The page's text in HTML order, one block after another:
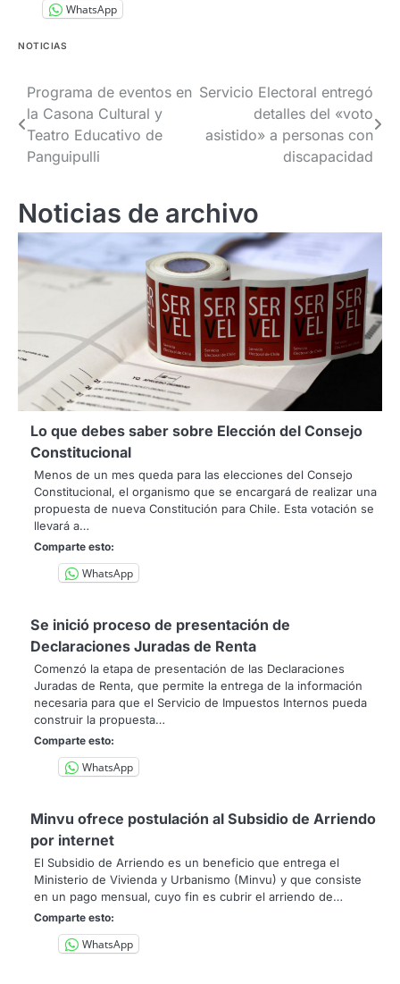
WhatsApp
NOTICIAS
Navegación
de
entradas
Programa de eventos en
la Casona Cultural y
Teatro Educativo de
Panguipulli
Servicio Electoral entregó
detalles del «voto
asistido» a personas con
discapacidad
Noticias de archivo
Lo que debes saber sobre Elección del Consejo
Constitucional
Menos de un mes queda para las elecciones del Consejo
Constitucional, el organismo que se encargará de realizar una
propuesta de nueva Constitución para Chile. Esta votación se
llevará a…
Comparte esto:
WhatsApp
Se inició proceso de presentación de
Declaraciones Juradas de Renta
Comenzó la etapa de presentación de las Declaraciones
Juradas de Renta, que permite la entrega de la información
necesaria para que el Servicio de Impuestos Internos pueda
construir la propuesta…
Comparte esto:
WhatsApp
Minvu ofrece postulación al Subsidio de Arriendo
por internet
El Subsidio de Arriendo es un beneficio que entrega el
Ministerio de Vivienda y Urbanismo (Minvu) y que consiste
en un pago mensual, cuyo fin es cubrir el arriendo de…
Comparte esto:
WhatsApp